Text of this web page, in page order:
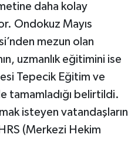
daha kolay
Ondokuz Mayıs
mezun olan
uzmanlık eğitimini ise
Tepecik Eğitim ve
tamamladığı belirtildi.
isteyen vatandaşların
(Merkezi Hekim